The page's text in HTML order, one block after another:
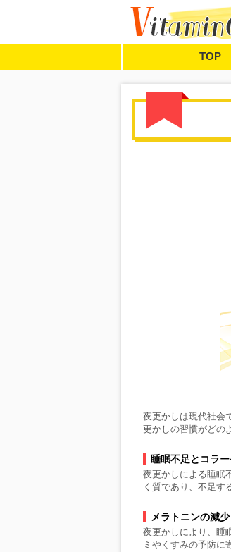
TOP
夜更かしは現代社会
更かしの習慣がどの
睡眠不足とコラ
夜更かしによる睡眠
く質であり、不足す
メラトニンの減
夜更かしにより、睡
ミやくすみの予防に